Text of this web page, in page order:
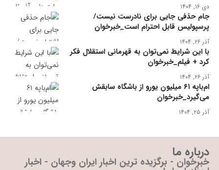
دی ۱۶, ۱۴۰۴
جام حذفی جایی برای نادرست نیست/
پرسپولیس قابل احترام است_خبرخوان
آذر ۲۶, ۱۴۰۴
با این شرایط نمی‌توان به قهرمانی استقلال فکر
کرد + فیلم_خبرخوان
آذر ۲۶, ۱۴۰۴
ام‌باپه ۶۱ میلیون یورو از باشگاه سابقش
می‌گیرد_خبرخوان
آذر ۲۵, ۱۴۰۴
درباره ما
خبرخوان - برگزیده ترین اخبار ایران وجهان - اخبار